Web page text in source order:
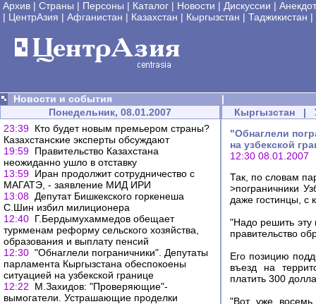
Архив | Страны | Персоны | Каталог | Новости | Дискуссии |
| ЦентрАзия | Афганистан | Казахстан | Кыргызстан | Таджикистан |
Новости и события
|
Понедельник, 08.01.2007
23:39 Кто будет новым премьером страны?
Казахстанские эксперты обсуждают
19:59 Правительство Казахстана
неожиданно ушло в отставку
13:59 Иран продолжит сотрудничество с
МАГАТЭ, - заявление МИД ИРИ
13:08 Депутат Бишкекского горкенеша
С.Шин избил милиционера
12:40 Г.Бердымухаммедов обещает
туркменам реформу сельского хозяйства,
образования и выплату пенсий
12:30 "Обнаглели пограничники". Депутаты
парламента Кыргызстана обеспокоены
ситуацией на узбекской границе
12:22
М.Захидов: "Проверяющие"-
вымогатели. Устрашающие проделки
Кыргызстан |
"Обнаглели
на узбекской
12:30 08.01.2007
Так, по словам
>пограничники
даже гостинцы, с
"Надо решить эту
правительство
Его позицию
въезд на
платить 300
"Вот уже